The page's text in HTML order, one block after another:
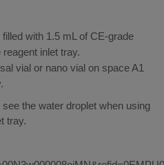
with 1.5 mL of CE-grade
inlet tray.
vial or nano vial on space A1
the water droplet when using
tray.